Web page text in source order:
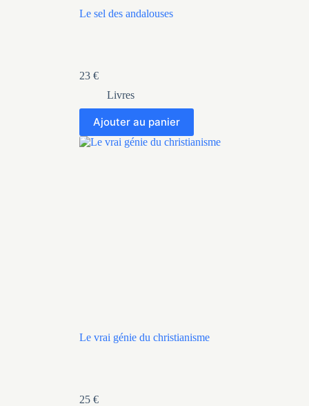
Le sel des andalouses
23 €
Livres
Ajouter au panier
Le vrai génie du christianisme
25 €